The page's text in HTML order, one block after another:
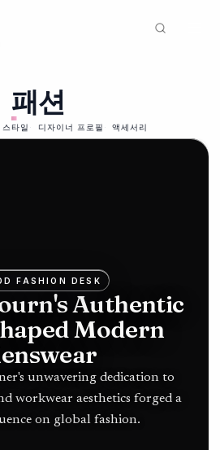
패션
타일 디자이너 프로필 액세서리
FASHION DESK
Authentic
Modern
unwavering dedication to
workwear aesthetics forged a
on global fashion.